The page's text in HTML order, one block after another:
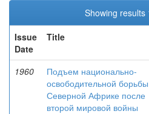
Showing results
Issue
Date
Title
1960
Подъем национально-
освободительной
Северной Африке после
второй мировой войны